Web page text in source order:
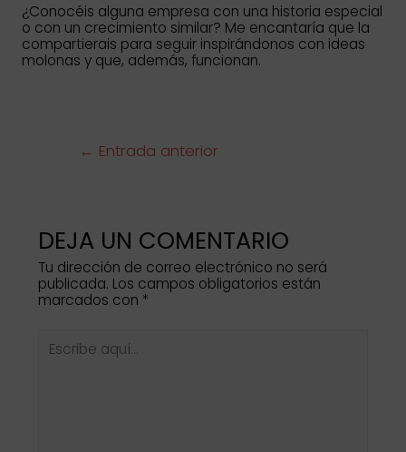
¿Conocéis alguna empresa con una historia especial
o con un crecimiento similar? Me encantaría que la
compartierais para seguir inspirándonos con ideas
molonas y que, además, funcionan.
Navegación
← Entrada anterior
DEJA UN COMENTARIO
Tu dirección de correo electrónico no será
publicada. Los campos obligatorios están
marcados con *
aquí...